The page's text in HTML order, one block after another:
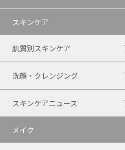
スキンケア
肌質別スキンケア
洗顔・クレンジング
スキンケアニュース
メイク